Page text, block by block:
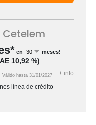
en meses!
10,92 %)
Válido hasta 31/01/2027 + info
línea de crédito